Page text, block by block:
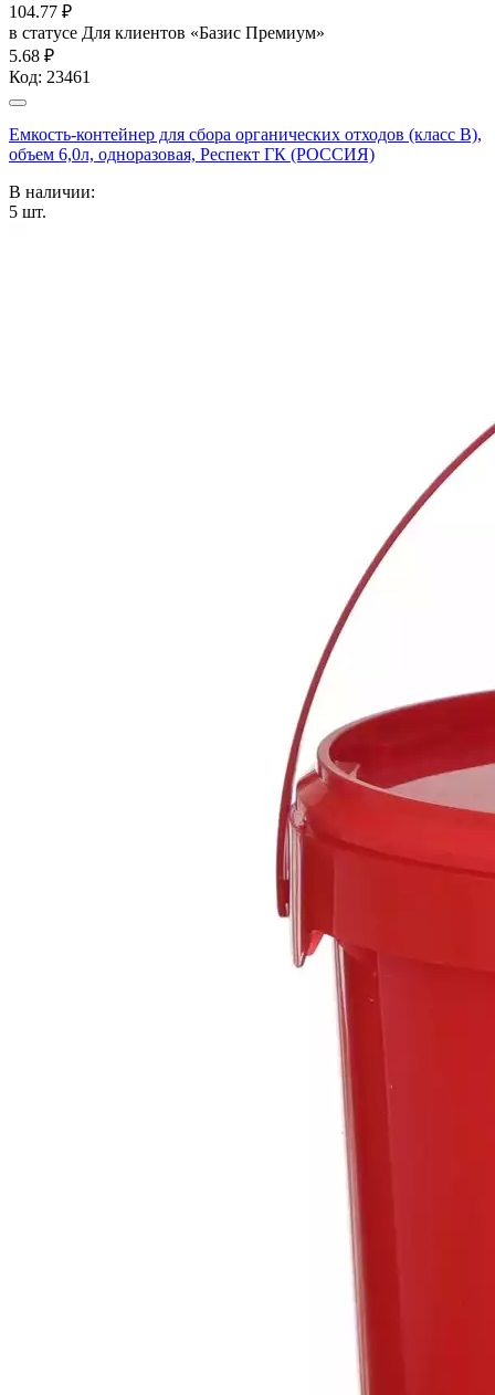
104.77 ₽
в статусе Для клиентов «Базис Премиум»
5.68 ₽
Код: 23461
Емкость-контейнер для сбора органических отходов (класс В),
объем 6,0л, одноразовая, Респект ГК (РОССИЯ)
В наличии:
5 шт.